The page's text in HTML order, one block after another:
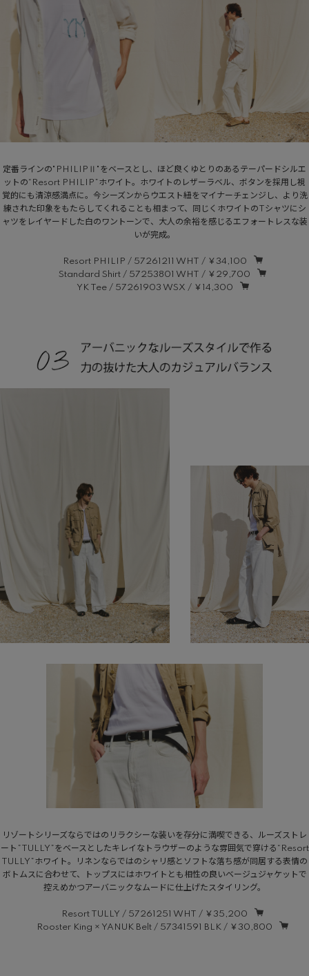
定番ラインの"PHILIPⅡ"をベースとし、ほど良くゆとりのあるテーパードシルエ
ットの“Resort PHILIP”ホワイト。ホワイトのレザーラベル、ボタンを採用し視
覚的にも清涼感満点に。今シーズンからウエスト紐をマイナーチェンジし、より洗
練された印象をもたらしてくれることも相まって、同じくホワイトのTシャツにシ
ャツをレイヤードした白のワントーンで、大人の余裕を感じるエフォートレスな装
いが完成。
Resort PHILIP / 57261211 WHT / ￥34,100
Standard Shirt / 57253801 WHT / ￥29,700
YK Tee / 57261903 WSX / ￥14,300
リゾートシリーズならではのリラクシーな装いを存分に満喫できる、ルーズストレ
ート”TULLY”をベースとしたキレイなトラウザーのような雰囲気で穿ける“Resort
TULLY”ホワイト。リネンならではのシャリ感とソフトな落ち感が同居する表情の
ボトムスに合わせて、トップスにはホワイトとも相性の良いベージュジャケットで
控えめかつアーバニックなムードに仕上げたスタイリング。
Resort TULLY / 57261251 WHT / ￥35,200
Rooster King × YANUK Belt / 57341591 BLK / ￥30,800